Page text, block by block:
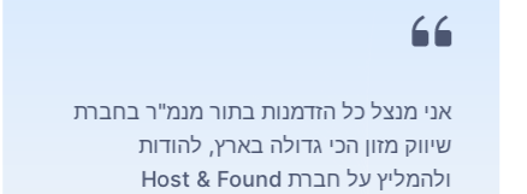
אני מנצל כל הזדמנות בתור מנמ"ר בחברת
שיווק מזון הכי גדולה בארץ, להודות
ולהמליץ על חברת Host & Found